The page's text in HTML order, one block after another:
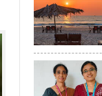
×